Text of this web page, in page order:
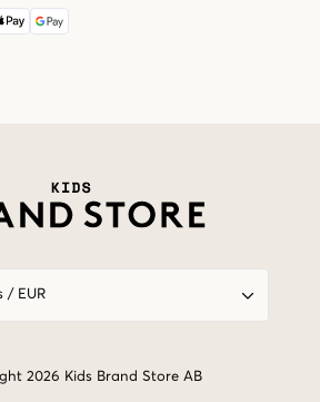
/ EUR
2026 Kids Brand Store AB